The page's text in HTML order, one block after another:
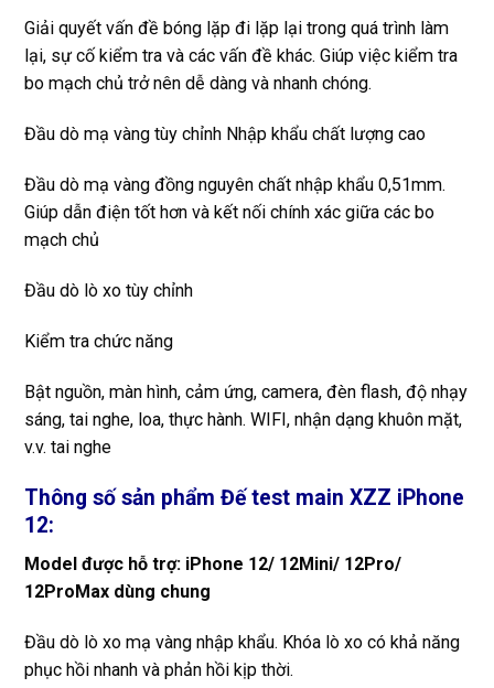
Giải quyết vấn đề bóng lặp đi lặp lại trong quá trình làm
lại, sự cố kiểm tra và các vấn đề khác. Giúp việc kiểm tra
bo mạch chủ trở nên dễ dàng và nhanh chóng.
Đầu dò mạ vàng tùy chỉnh Nhập khẩu chất lượng cao
Đầu dò mạ vàng đồng nguyên chất nhập khẩu 0,51mm.
Giúp dẫn điện tốt hơn và kết nối chính xác giữa các bo
mạch chủ
Đầu dò lò xo tùy chỉnh
Kiểm tra chức năng
Bật nguồn, màn hình, cảm ứng, camera, đèn flash, độ nhạy
sáng, tai nghe, loa, thực hành. WIFI, nhận dạng khuôn mặt,
v.v. tai nghe
Thông số sản phẩm Đế test main XZZ iPhone
12:
Model được hỗ trợ: iPhone 12/ 12Mini/ 12Pro/
12ProMax dùng chung
Đầu dò lò xo mạ vàng nhập khẩu. Khóa lò xo có khả năng
phục hồi nhanh và phản hồi kịp thời.